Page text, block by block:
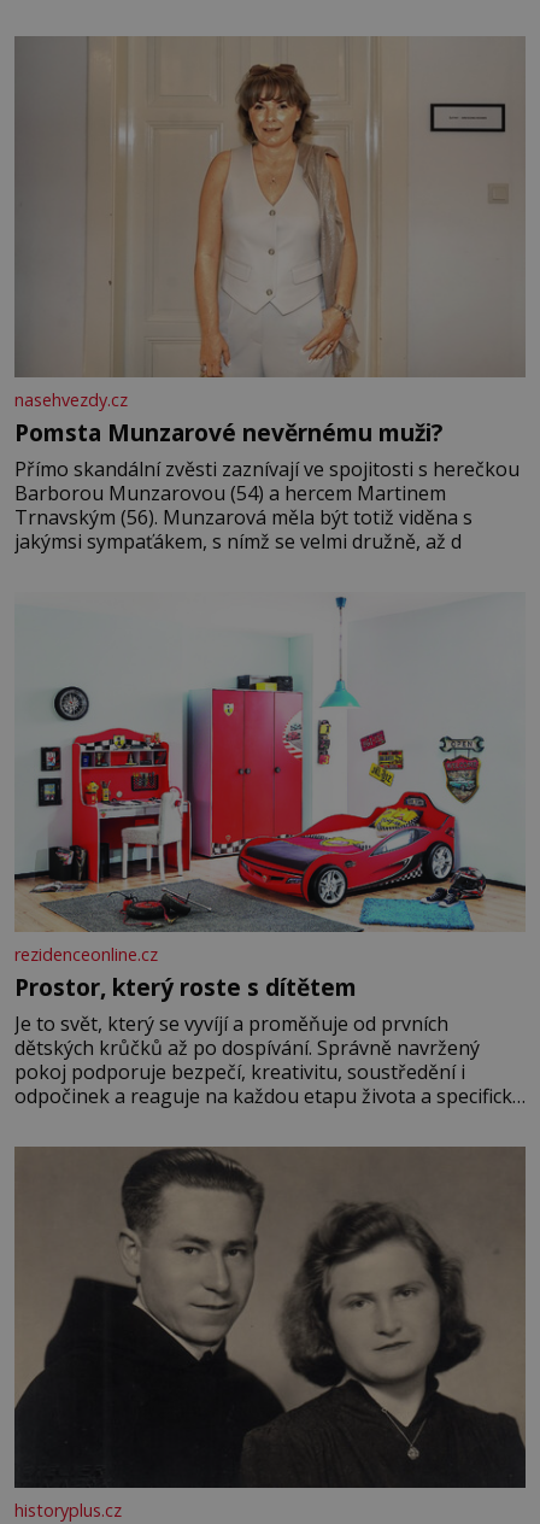
mi knihy, práce a hlavně klid. Hned po studiích jsem
nasehvezdy.cz
Pomsta Munzarové nevěrnému muži?
Přímo skandální zvěsti zaznívají ve spojitosti s herečkou
Barborou Munzarovou (54) a hercem Martinem
Trnavským (56). Munzarová měla být totiž viděna s
jakýmsi sympaťákem, s nímž se velmi družně, až d
rezidenceonline.cz
Prostor, který roste s dítětem
Je to svět, který se vyvíjí a proměňuje od prvních
dětských krůčků až po dospívání. Správně navržený
pokoj podporuje bezpečí, kreativitu, soustředění i
odpočinek a reaguje na každou etapu života a specifické
měkkost a bezpečí, proto by pokoj miminka měl působit
především klidně a útulně. Předškolní věk je
historyplus.cz